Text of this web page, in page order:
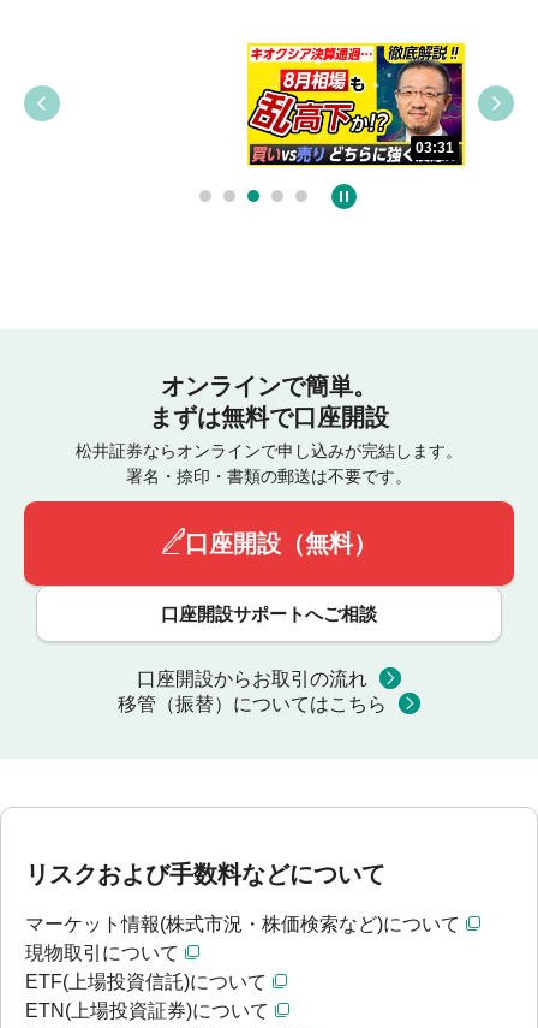
03:31
オンラインで簡単。
まずは無料で口座開設
松井証券ならオンラインで申し込みが完結します。
署名・捺印・書類の郵送は不要です。
口座開設（無料）
口座開設サポートへご相談
口座開設からお取引の流れ
移管（振替）についてはこちら
リスクおよび手数料などについて
マーケット情報(株式市況・株価検索など)について
現物取引について
ETF(上場投資信託)について
ETN(上場投資証券)について